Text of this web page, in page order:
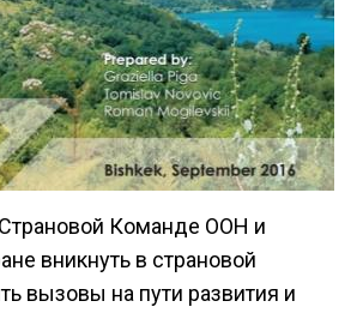
Команде ООН и
вникнуть в страновой
вызовы на пути развития и